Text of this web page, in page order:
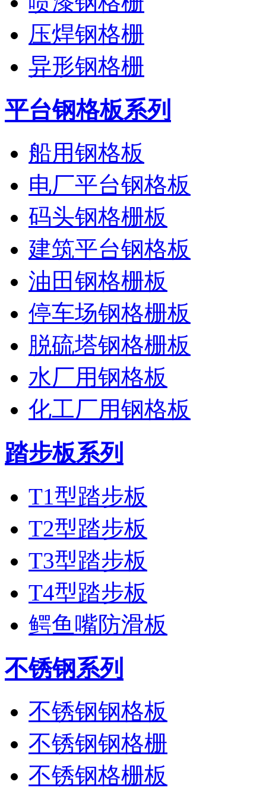
压焊钢格栅
异形钢格栅
平台钢格板系列
船用钢格板
电厂平台钢格板
码头钢格栅板
建筑平台钢格板
油田钢格栅板
停车场钢格栅板
脱硫塔钢格栅板
水厂用钢格板
化工厂用钢格板
踏步板系列
T1型踏步板
T2型踏步板
T3型踏步板
T4型踏步板
鳄鱼嘴防滑板
不锈钢系列
不锈钢钢格板
不锈钢钢格栅
不锈钢格栅板